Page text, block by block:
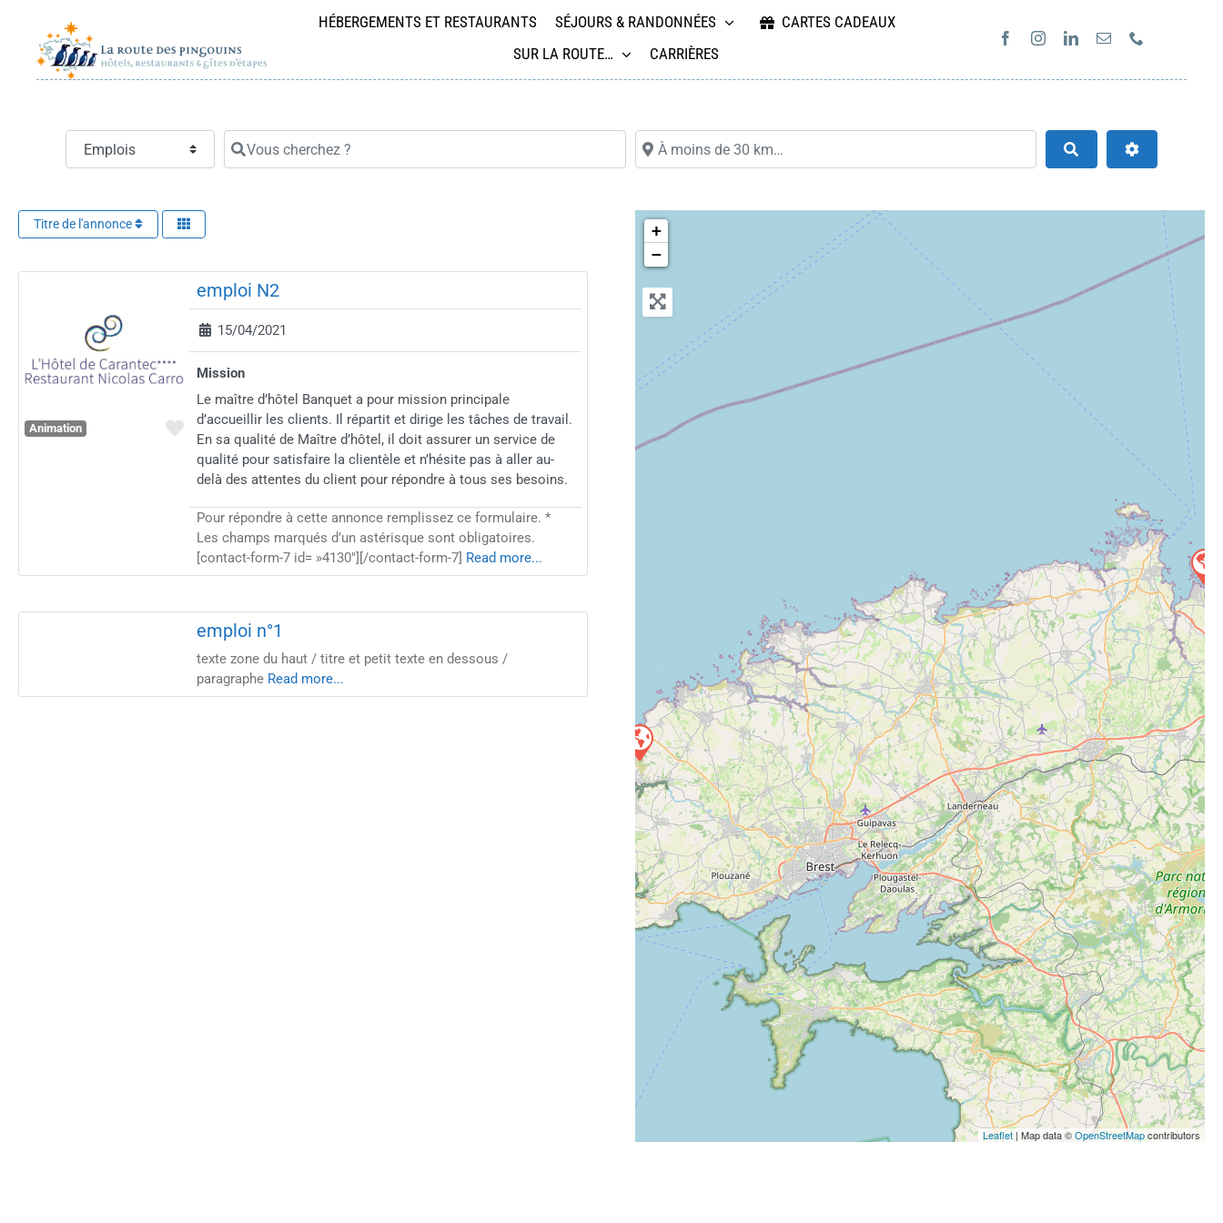
contenu
HÉBERGEMENTS ET RESTAURANTS SÉJOURS & RANDONNÉES
CARTES CADEAUX
SUR LA ROUTE…
CARRIÈRES
Vous cherchez ? À moins de 30 km…
Titre de l'annonce
Animation Favorite
emploi N2
15/04/2021
Mission
Le maître d’hôtel Banquet a pour mission principale
d’accueillir les clients. Il répartit et dirige les tâches de travail.
En sa qualité de Maître d’hôtel, il doit assurer un service de
qualité pour satisfaire la clientèle et n’hésite pas à aller au-
delà des attentes du client pour répondre à tous ses besoins.
Pour répondre à cette annonce remplissez ce formulaire. *
Les champs marqués d’un astérisque sont obligatoires.
[contact-form-7 id= »4130″][/contact-form-7] Read more...
emploi n°1
texte zone du haut / titre et petit texte en dessous /
paragraphe Read more...
+
−
Leaflet | Map data ©OpenStreetMapcontributors